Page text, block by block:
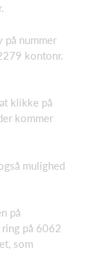
på nummer
kontonr.
klikke på
kommer
mulighed
på
ring på 6062
som